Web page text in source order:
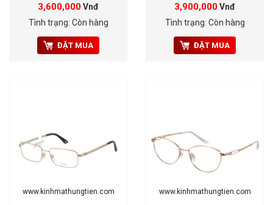
3,600,000Vnđ
Tình trạng: Còn hàng
ĐẶT MUA
3,900,000Vnđ
Tình trạng: Còn hàng
ĐẶT MUA
www.kinhmathungtien.com www.kinhmathungtien.com